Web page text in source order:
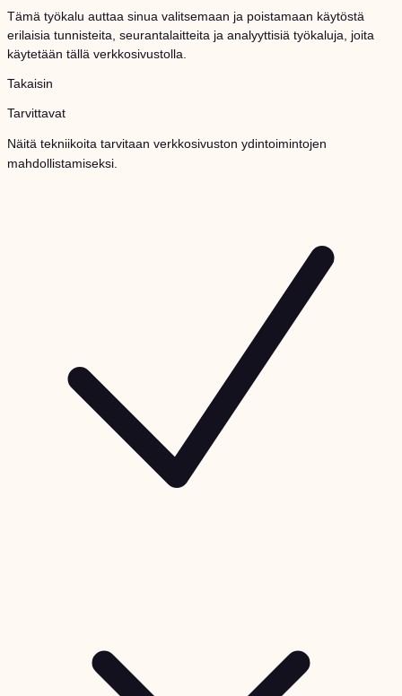
Tämä työkalu auttaa sinua valitsemaan ja poistamaan käytöstä
erilaisia tunnisteita, seurantalaitteita ja analyyttisiä työkaluja, joita
käytetään tällä verkkosivustolla.
Takaisin
Tarvittavat
Näitä tekniikoita tarvitaan verkkosivuston ydintoimintojen
mahdollistamiseksi.